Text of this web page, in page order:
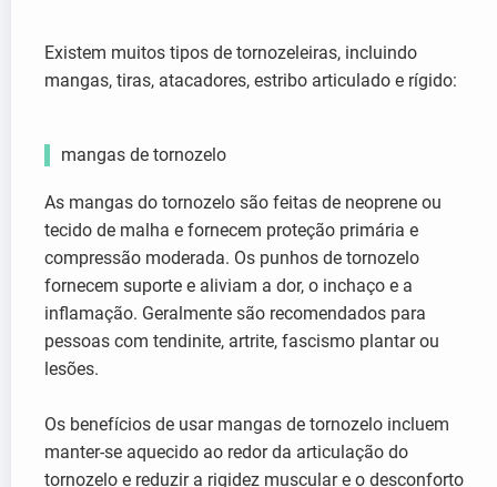
Existem muitos tipos de tornozeleiras, incluindo
mangas, tiras, atacadores, estribo articulado e rígido:
mangas de tornozelo
As mangas do tornozelo são feitas de neoprene ou
tecido de malha e fornecem proteção primária e
compressão moderada. Os punhos de tornozelo
fornecem suporte e aliviam a dor, o inchaço e a
inflamação. Geralmente são recomendados para
pessoas com tendinite, artrite, fascismo plantar ou
lesões.
Os benefícios de usar mangas de tornozelo incluem
manter-se aquecido ao redor da articulação do
tornozelo e reduzir a rigidez muscular e o desconforto